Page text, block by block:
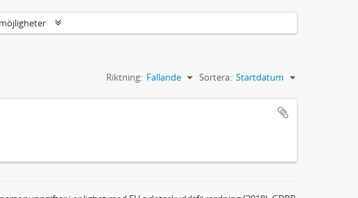
Sortera: Startdatum
Riktning: Fallande